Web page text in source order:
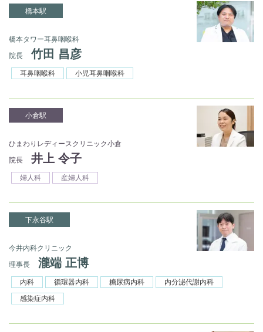
橋本駅
橋本タワー耳鼻咽喉科
院長
竹田 昌彦
耳鼻咽喉科 小児耳鼻咽喉科
小倉駅
ひまわりレディースクリニック小倉
院長
井上 令子
婦人科 産婦人科
下永谷駅
今井内科クリニック
理事長
瀧端 正博
内科 循環器内科 糖尿病内科
内分泌代謝内科
感染症内科